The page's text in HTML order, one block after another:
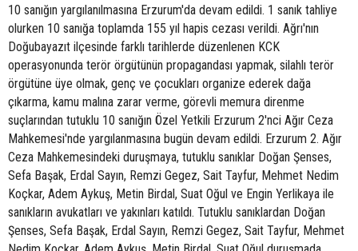
10 sanığın yargılanılmasına Erzurum'da devam edildi. 1 sanık tahliye
olurken 10 sanığa toplamda 155 yıl hapis cezası verildi. Ağrı'nın
Doğubayazıt ilçesinde farklı tarihlerde düzenlenen KCK
operasyonunda terör örgütünün propagandası yapmak, silahlı terör
örgütüne üye olmak, genç ve çocukları organize ederek dağa
çıkarma, kamu malına zarar verme, görevli memura direnme
suçlarından tutuklu 10 sanığın Özel Yetkili Erzurum 2'nci Ağır Ceza
Mahkemesi'nde yargılanmasına bugün devam edildi. Erzurum 2. Ağır
Ceza Mahkemesindeki duruşmaya, tutuklu sanıklar Doğan Şenses,
Sefa Başak, Erdal Sayın, Remzi Gegez, Sait Tayfur, Mehmet Nedim
Koçkar, Adem Aykuş, Metin Birdal, Suat Oğul ve Engin Yerlikaya ile
sanıkların avukatları ve yakınları katıldı. Tutuklu sanıklardan Doğan
Şenses, Sefa Başak, Erdal Sayın, Remzi Gegez, Sait Tayfur, Mehmet